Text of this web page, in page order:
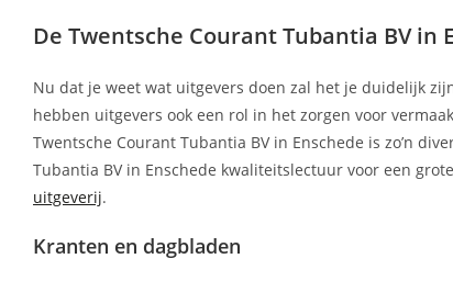
De Twentsche Courant Tubantia BV
Nu dat je weet wat uitgevers doen zal het je duidelijk
hebben uitgevers ook een rol in het zorgen voor
Twentsche Courant Tubantia BV in Enschede is zo’n
Tubantia BV in Enschede kwaliteitslectuur voor een
uitgeverij.
Kranten en dagbladen